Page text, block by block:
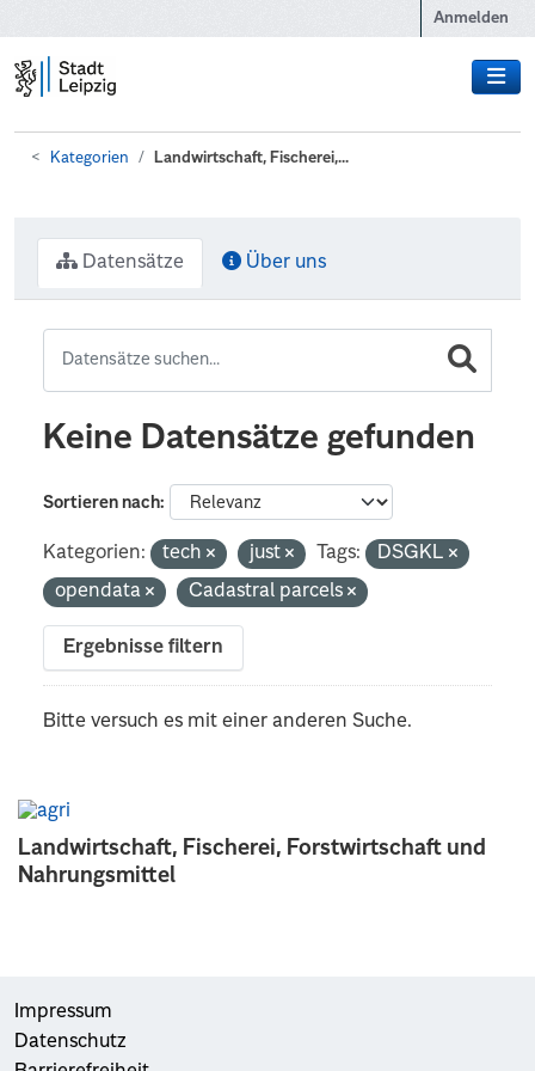
Anmelden
Kategorien Landwirtschaft, Fischerei,...
Landwirtschaft, Fischerei, Forstwirtschaft und
Nahrungsmittel
Datensätze Über uns
Keine Datensätze gefunden
Sortieren nach
Kategorien: tech just Tags:
DSGKL
opendata
Cadastral parcels
Ergebnisse filtern
Bitte versuch es mit einer anderen Suche.
Impressum
Datenschutz